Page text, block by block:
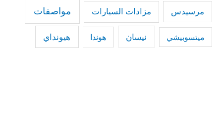
مرسيدس مزادات السيارات مواصفات
ميتسوبيشي نيسان هوندا هيونداي